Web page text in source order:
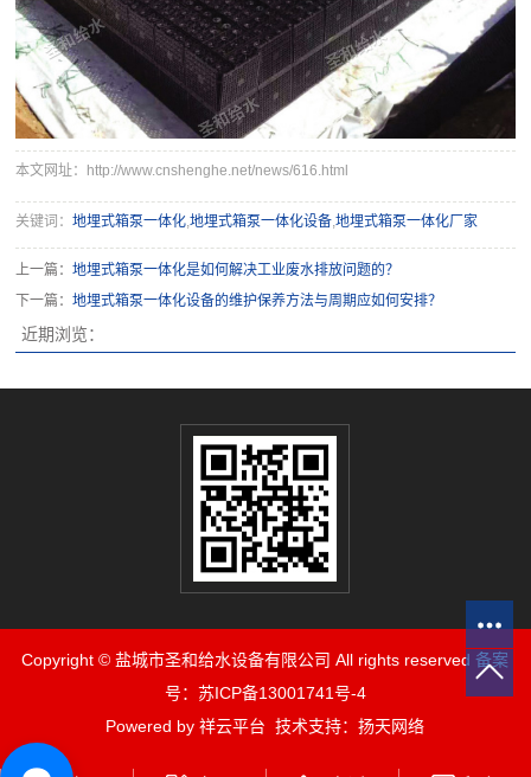
本文网址：http://www.cnshenghe.net/news/616.html
关键词：地埋式箱泵一体化,地埋式箱泵一体化设备,地埋式箱泵一体化厂家
上一篇：地埋式箱泵一体化是如何解决工业废水排放问题的？
下一篇：地埋式箱泵一体化设备的维护保养方法与周期应如何安排？
近期浏览：
Copyright © 盐城市圣和给水设备有限公司 All rights reserved 备案
号： 苏ICP备13001741号-4
Powered by 祥云平台 技术支持：扬天网络